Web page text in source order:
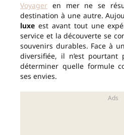
Voyager en mer ne se
destination à une autre.
luxe est avant tout une
service et la découverte se
souvenirs durables. Face à
diversifiée, il n’est
déterminer quelle formule
ses envies.